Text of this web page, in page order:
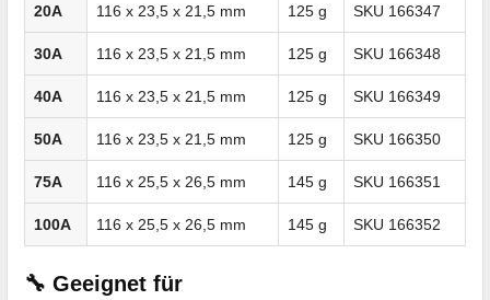
20A 116 x 23,5 x 21,5 mm 125 g SKU 166347
30A 116 x 23,5 x 21,5 mm 125 g SKU 166348
40A 116 x 23,5 x 21,5 mm 125 g SKU 166349
50A 116 x 23,5 x 21,5 mm 125 g SKU 166350
75A 116 x 25,5 x 26,5 mm 145 g SKU 166351
100A 116 x 25,5 x 26,5 mm 145 g SKU 166352
🔧 Geeignet für